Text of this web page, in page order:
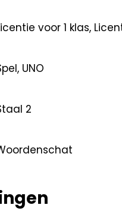
voor 1 klas,
UNO
2